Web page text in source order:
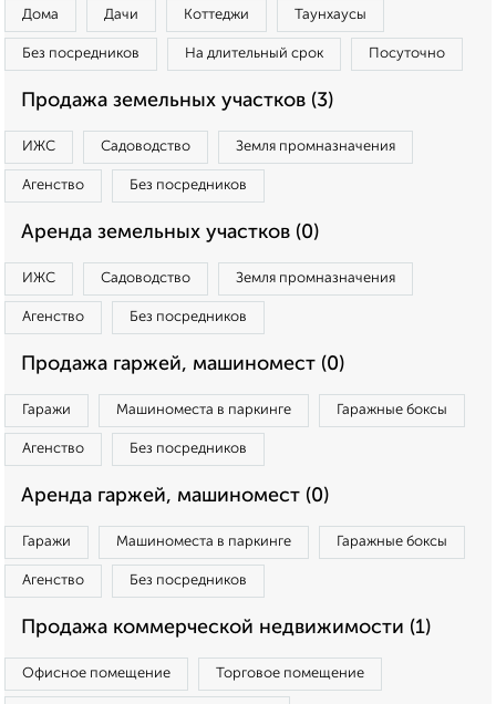
Дома Дачи Коттеджи Таунхаусы
Без посредников На длительный срок Посуточно
Продажа земельных участков (3)
ИЖС Садоводство Земля промназначения
Агенство Без посредников
Аренда земельных участков (0)
ИЖС Садоводство Земля промназначения
Агенство Без посредников
Продажа гаржей, машиномест (0)
Гаражи Машиноместа в паркинге Гаражные боксы
Агенство Без посредников
Аренда гаржей, машиномест (0)
Гаражи Машиноместа в паркинге Гаражные боксы
Агенство Без посредников
Продажа коммерческой недвижимости (1)
Офисное помещение Торговое помещение